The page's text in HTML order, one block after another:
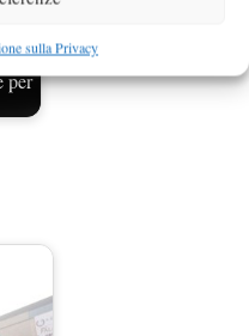
sulla Privacy
per